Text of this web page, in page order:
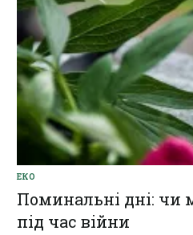
ЕКО
Поминальні дні: чи
під час війни